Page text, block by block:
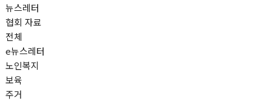
뉴스레터
협회 자료
전체
e뉴스레터
노인복지
보육
주거